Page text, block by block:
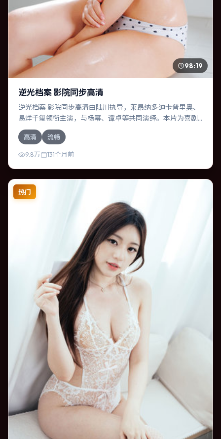
98:19
逆光档案 影院同步高清
逆光档案 影院同步高清由陆川执导，莱昂纳多·迪卡普里奥、
易烊千玺领衔主演，与杨幂、谭卓等共同演绎。本片为喜剧
类型，主要班底与取景来自中国大陆。一次跨国行动在暴雨
夜失控，信任瞬间崩塌。影片整体气质冷峻，节奏紧凑，人
物动机清晰，适合喜欢强情节与细腻表演的观众。
高清 流畅
9.8万 131个月前
热门